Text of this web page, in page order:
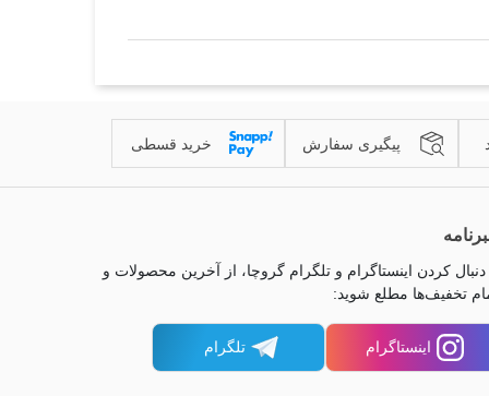
پیگیری سفارش خرید قسطی
دنبال کردن اینستاگرام و تلگرام گروچا، از آخرین محصولات و
تخفیف‌ها مطلع شوید:
اینستاگرام تلگرام